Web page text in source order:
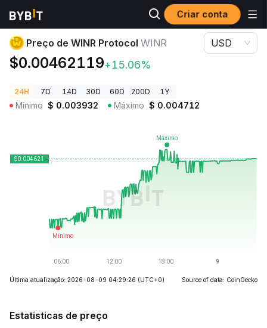
Criar conta
Preços de Criptomoedas Preço de WINR Protocol WINR
Preço de WINR Protocol WINR
$0.00462119+15.06%
USD
24H 7D 14D 30D 60D 200D 1Y
Mínimo $ 0.003932 Máximo $ 0.004712
Última atualização: 2026-08-09 04:29:26 (UTC+0) Source of data: CoinGecko
Estatisticas de preço